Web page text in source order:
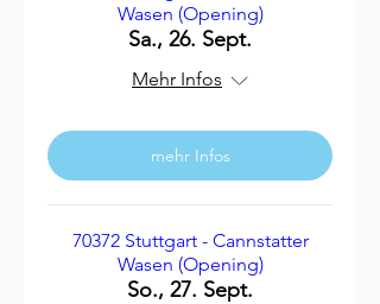
Wasen (Opening)
Sa., 26. Sept.
Mehr Infos
mehr Infos
70372 Stuttgart - Cannstatter
Wasen (Opening)
So., 27. Sept.